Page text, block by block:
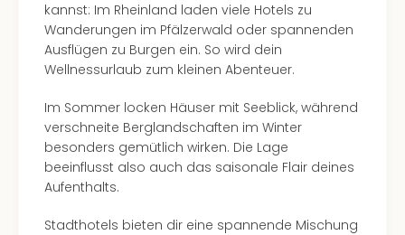
kannst: Im Rheinland laden viele Hotels zu
Wanderungen im Pfälzerwald oder spannenden
Ausflügen zu Burgen ein. So wird dein
Wellnessurlaub zum kleinen Abenteuer.
Im Sommer locken Häuser mit Seeblick, während
verschneite Berglandschaften im Winter
besonders gemütlich wirken. Die Lage
beeinflusst also auch das saisonale Flair deines
Aufenthalts.
Stadthotels bieten dir eine spannende Mischung